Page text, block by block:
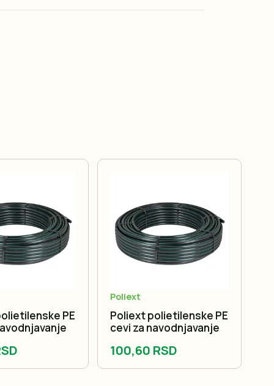
PE
Poliext
Poliext polietilenske PE
cevi za navodnjavanje
100,60 RSD